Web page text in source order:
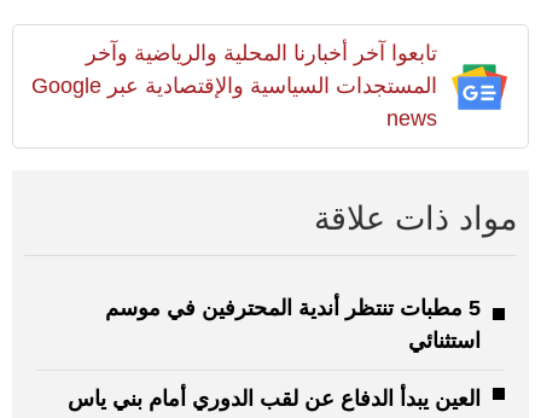
تابعوا آخر أخبارنا المحلية والرياضية وآخر
المستجدات السياسية والإقتصادية عبر Google
news
مواد ذات علاقة
5 مطبات تنتظر أندية المحترفين في موسم
استثنائي
العين يبدأ الدفاع عن لقب الدوري أمام بني ياس